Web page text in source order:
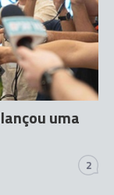
uma
2